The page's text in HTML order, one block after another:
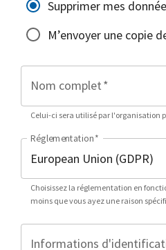
Supprimer mes
M’envoyer une copie
Nom complet*
Celui-ci sera utilisé par l'organisation
Réglementation*
Choisissez la réglementation en
moins que vous ayez une raison